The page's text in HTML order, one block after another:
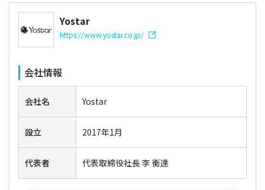
Yostar
https://www.yostar.co.jp/
会社情報
会社名 Yostar
設立 2017年1月
代表者 代表取締役社長 李 衡達